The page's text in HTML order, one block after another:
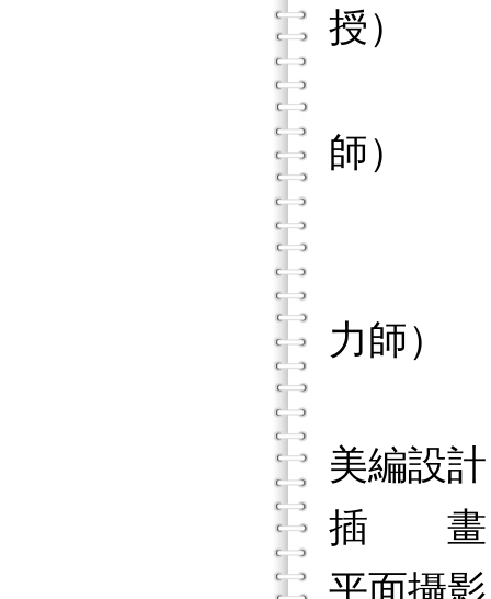
授）
師）
力師）
美編設
插 畫
平面攝